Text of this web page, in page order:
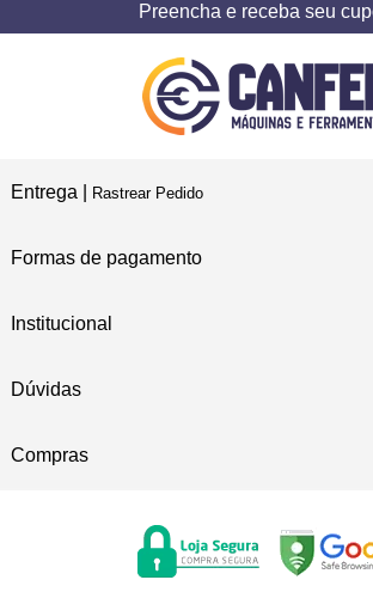
Preencha e receba seu
Entrega | Rastrear Pedido
Formas de pagamento
Institucional
Dúvidas
Compras